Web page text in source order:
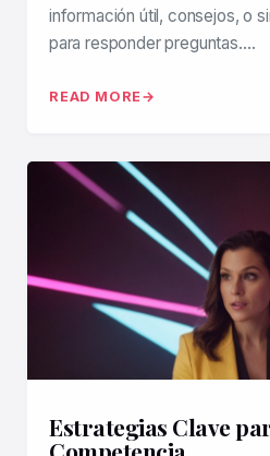
información útil, consejos, o
para responder preguntas….
READ MORE
Estrategias Clave